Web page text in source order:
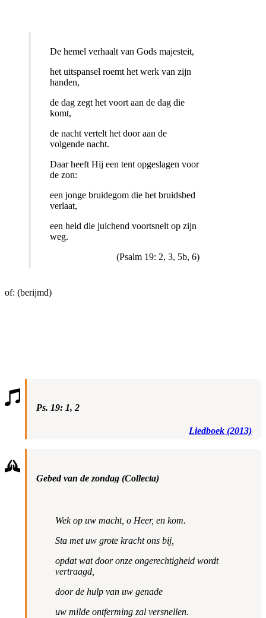
De hemel verhaalt van Gods majesteit,
het uitspansel roemt het werk van zijn
handen,
de dag zegt het voort aan de dag die
komt,
de nacht vertelt het door aan de
volgende nacht.
Daar heeft Hij een tent opgeslagen voor
de zon:
een jonge bruidegom die het bruidsbed
verlaat,
een held die juichend voortsnelt op zijn
weg.
(Psalm 19: 2, 3, 5b, 6)
of: (berijmd)
Ps. 19: 1, 2
Liedboek (2013)
Gebed van de zondag (Collecta)
Wek op uw macht, o Heer, en kom.
Sta met uw grote kracht ons bij,
opdat wat door onze ongerechtigheid wordt
vertraagd,
door de hulp van uw genade
uw milde ontferming zal versnellen.